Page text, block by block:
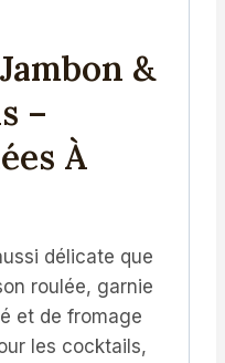
&
–
À
délicate que
roulée, garnie
et de fromage
les cocktails,